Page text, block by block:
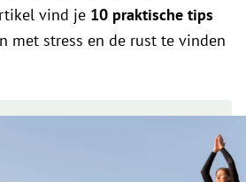
vind je 10 praktische tips
met stress en de rust te vinden